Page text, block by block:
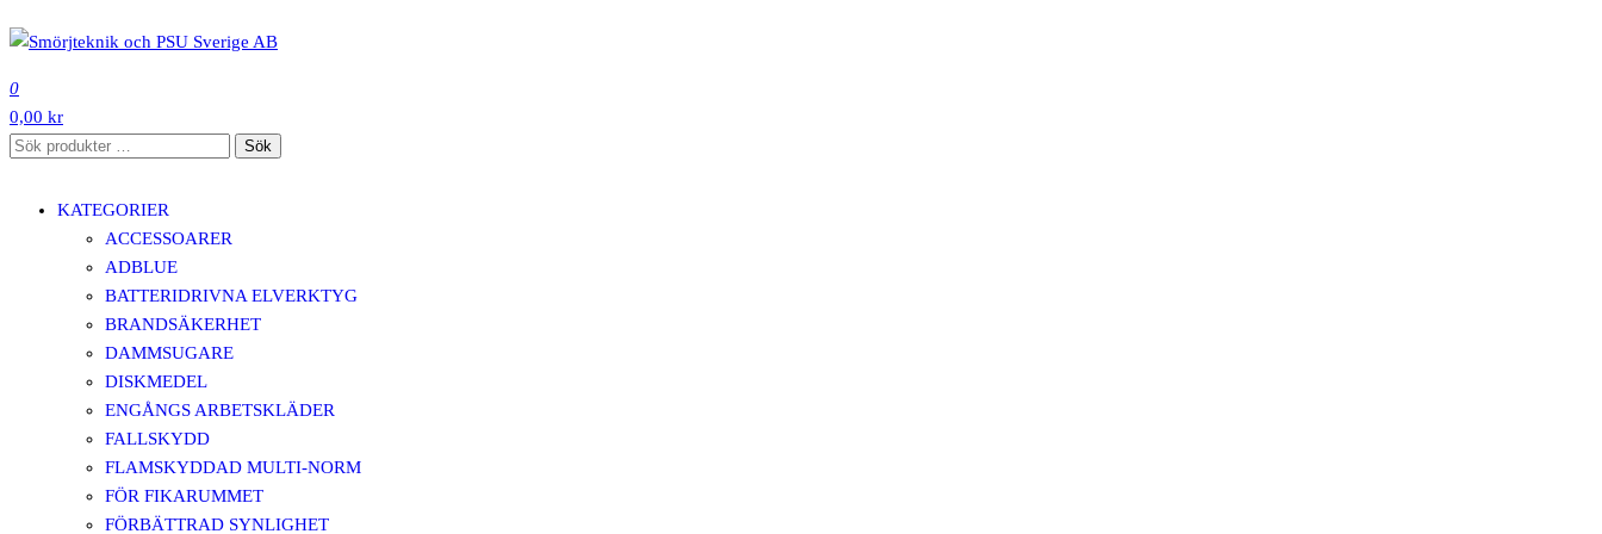
till
innehåll
0
0,00 kr
Sök
Sök
KATEGORIER
ACCESSOARER
ADBLUE
BATTERIDRIVNA ELVERKTYG
BRANDSÄKERHET
DAMMSUGARE
DISKMEDEL
ENGÅNGS ARBETSKLÄDER
FALLSKYDD
FLAMSKYDDAD MULTI-NORM
FÖR FIKARUMMET
FÖRBÄTTRAD SYNLIGHET